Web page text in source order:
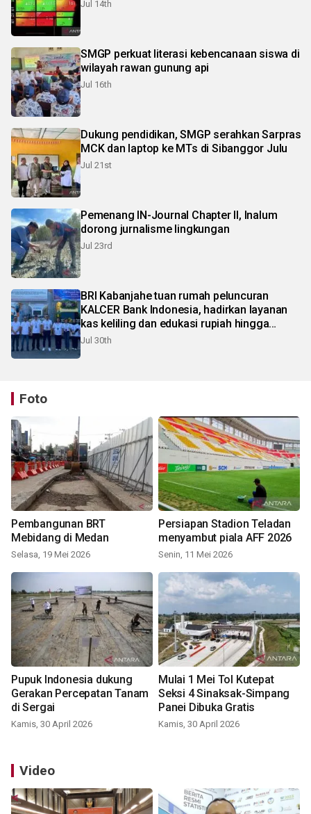
Jul 14th
SMGP perkuat literasi kebencanaan siswa di
wilayah rawan gunung api
Jul 16th
Dukung pendidikan, SMGP serahkan Sarpras
MCK dan laptop ke MTs di Sibanggor Julu
Jul 21st
Pemenang IN-Journal Chapter II, Inalum
dorong jurnalisme lingkungan
Jul 23rd
BRI Kabanjahe tuan rumah peluncuran
KALCER Bank Indonesia, hadirkan layanan
kas keliling dan edukasi rupiah hingga
pelosok Karo
Jul 30th
Foto
Pembangunan BRT
Mebidang di Medan
Selasa, 19 Mei 2026
Persiapan Stadion Teladan
menyambut piala AFF 2026
Senin, 11 Mei 2026
Pupuk Indonesia dukung
Gerakan Percepatan Tanam
di Sergai
Kamis, 30 April 2026
Mulai 1 Mei Tol Kutepat
Seksi 4 Sinaksak-Simpang
Panei Dibuka Gratis
Kamis, 30 April 2026
Video